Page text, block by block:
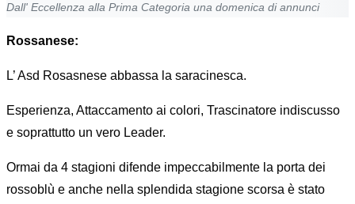
Dall' Eccellenza alla Prima Categoria una domenica di annunci
Rossanese:
L’ Asd Rosasnese abbassa la saracinesca.
Esperienza, Attaccamento ai colori, Trascinatore indiscusso
e soprattutto un vero Leader.
Ormai da 4 stagioni difende impeccabilmente la porta dei
rossoblù e anche nella splendida stagione scorsa è stato